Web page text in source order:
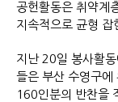
공헌활동은 취약계
지속적으로 균형 잡
지난 20일 봉사활
들은 부산 수영구에
160인분의 반찬을